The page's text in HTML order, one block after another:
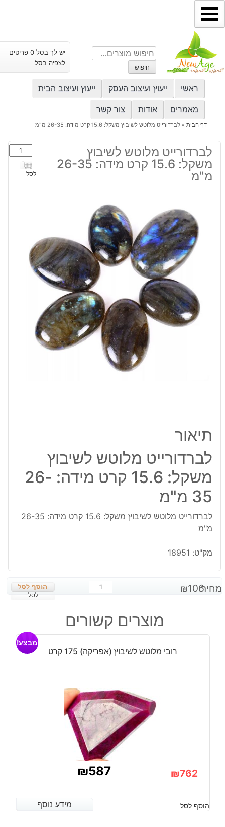
דילוג
לתוכן
חיפוש
עבור:
חיפוש
יש לך בסל 0 פריטים
לצפיה בסל
ראשי ייעוץ ועיצוב העסק ייעוץ ועיצוב הבית
מאמרים אודות צור קשר
דף הבית» לברדורייט מלוטש לשיבוץ משקל: 15.6 קרט מידה: 26-35 מ"מ
לברדורייט מלוטש לשיבוץ
משקל: 15.6 קרט מידה: 26-35
מ"מ
כמות
של
מידה:
26-
35
לסל
תיאור
לברדורייט מלוטש לשיבוץ
משקל: 15.6 קרט מידה: 26-
35 מ"מ
לברדורייט מלוטש לשיבוץ משקל: 15.6 קרט מידה: 26-35
מ"מ
מק"ט: 18951
מחיר: ₪106
כמות
של
מלוטש
לשיבוץ
15.6
26-
35
מ"מ
לסל
מוצרים קשורים
רובי מלוטש לשיבוץ (אפריקה) 175 קרט
מבצע!
₪762
המקורי
₪587
הנוכחי
מידע נוסף הוסף לסל מידע נוסף